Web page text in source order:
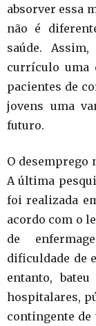
absorver essa
não é
saúde.
currículo uma
pacientes de
jovens uma
futuro.
O desemprego
A última
foi realizada
acordo com o
de
dificuldade de
entanto,
hospitalares,
contingente de